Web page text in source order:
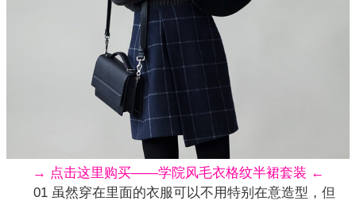
→ 点击这里购买——学院风毛衣格纹半裙套装 ←
01 虽然穿在里面的衣服可以不用特别在意造型，但